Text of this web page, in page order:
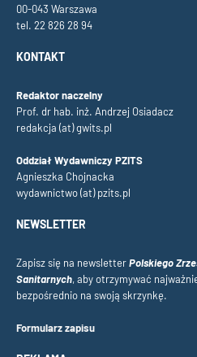
00-043 Warszawa
tel. 22 826 28 94
KONTAKT
Redaktor naczelny
Prof. dr hab. inż. Andrzej Osiadacz
redakcja (at) gwits.pl
Oddział Wydawniczy PZITS
Agnieszka Chojnacka
wydawnictwo (at) pzits.pl
NEWSLETTER
Zapisz się na newsletterPolskiego
Sanitarnych, aby otrzymywać
bezpośrednio na swoją skrzynkę.
Formularz zapisu